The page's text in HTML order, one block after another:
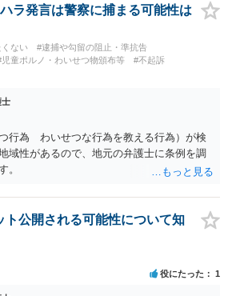
閉鎖された空間で行っており，不特定又は
難な状態ですから，公然性はないと思いま
とする故意が必要ですが，本件では，通過
いる（わいせつな状態をなくしている）の
いようにしており，故意が認められること
ません。 警察から連絡がくることもないで
うと思っていないことは，服を着たりする
がいまして，注意を受けることさえありま
罰せられることもありません。 【質問３】
否定されますから，逮捕勾留される可能性
ので，不起訴とする理由としても前提を欠
にしても，不起訴の可能性はありません。
るなら，「嫌疑不十分」か「嫌疑なし」で
ラ発言は警察に捕まる可能性は
ない
#逮捕や勾留の阻止・準抗告
児童ポルノ・わいせつ物頒布等 #不起訴
士
行為 わいせつな行為を教える行為）が検
域性があるので、地元の弁護士に条例を調
。
ト公開される可能性について知
役にたった 1